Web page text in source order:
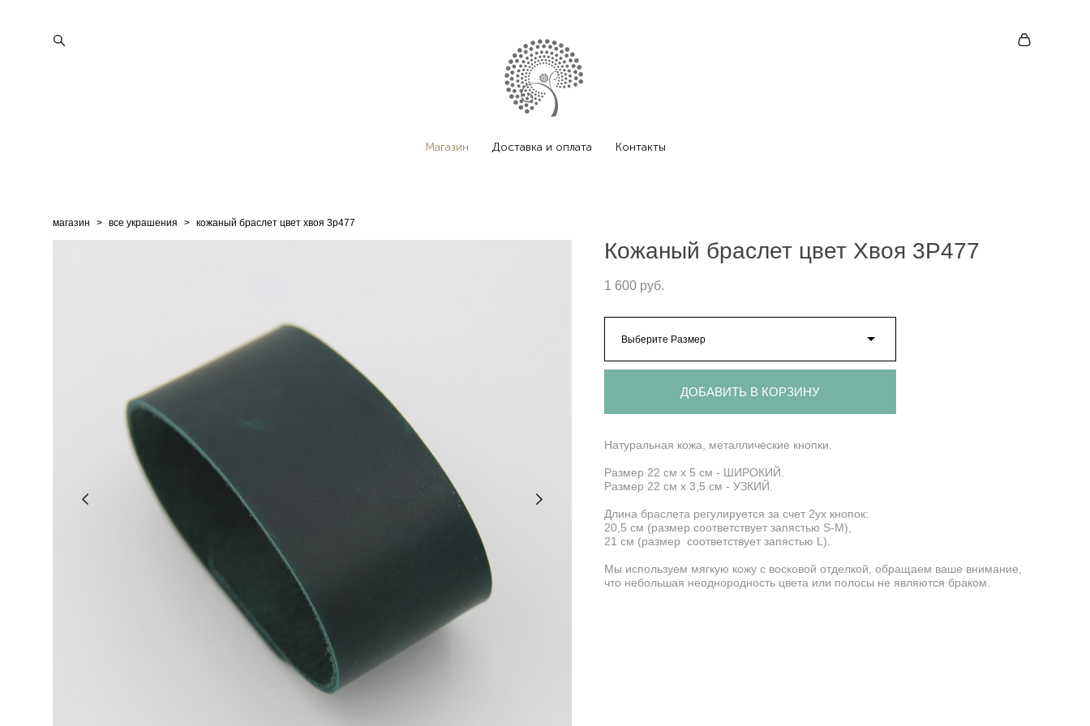
Магазин Доставка и оплата Контакты
магазин > все украшения > кожаный браслет цвет хвоя 3p477
Кожаный браслет цвет Хвоя 3P477
1 600 pуб.
Выберите Размер
ДОБАВИТЬ В КОРЗИНУ
Натуральная кожа, металлические кнопки.
Размер 22 см х 5 см - ШИРОКИЙ.
Размер 22 см х 3,5 см - УЗКИЙ.
Длина браслета регулируется за счет 2ух кнопок:
20,5 см (размер соответствует запястью S-M),
21 см (размер соответствует запястью L).
Мы используем мягкую кожу с восковой отделкой, обращаем ваше внимание,
что небольшая неоднородность цвета или полосы не являются браком.